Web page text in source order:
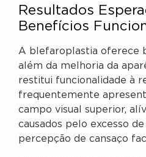
Resultados
Benefícios
A blefaroplastia oferece
além da melhoria da
restitui funcionalidade à
frequentemente
campo visual superior,
causados pelo excesso
percepção de cansaço